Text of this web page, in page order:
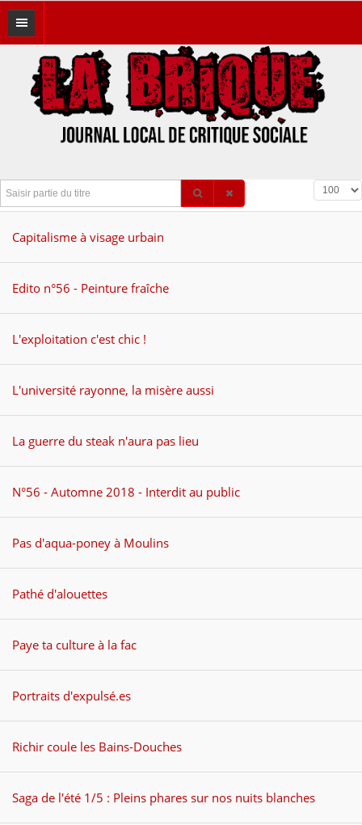
A LA UNE
THÉMATIQUES
Brique Brother
Hors Canard
Politicaille
Poètes, vos papiers !
NUMÉROS
Saisir partie du titre Affichage #
Capitalisme à visage urbain
Edito n°56 - Peinture fraîche
L'exploitation c'est chic !
L'université rayonne, la misère aussi
La guerre du steak n'aura pas lieu
N°56 - Automne 2018 - Interdit au public
Pas d'aqua-poney à Moulins
Pathé d'alouettes
Paye ta culture à la fac
Portraits d'expulsé.es
Richir coule les Bains-Douches
Saga de l'été 1/5 : Pleins phares sur nos nuits blanches